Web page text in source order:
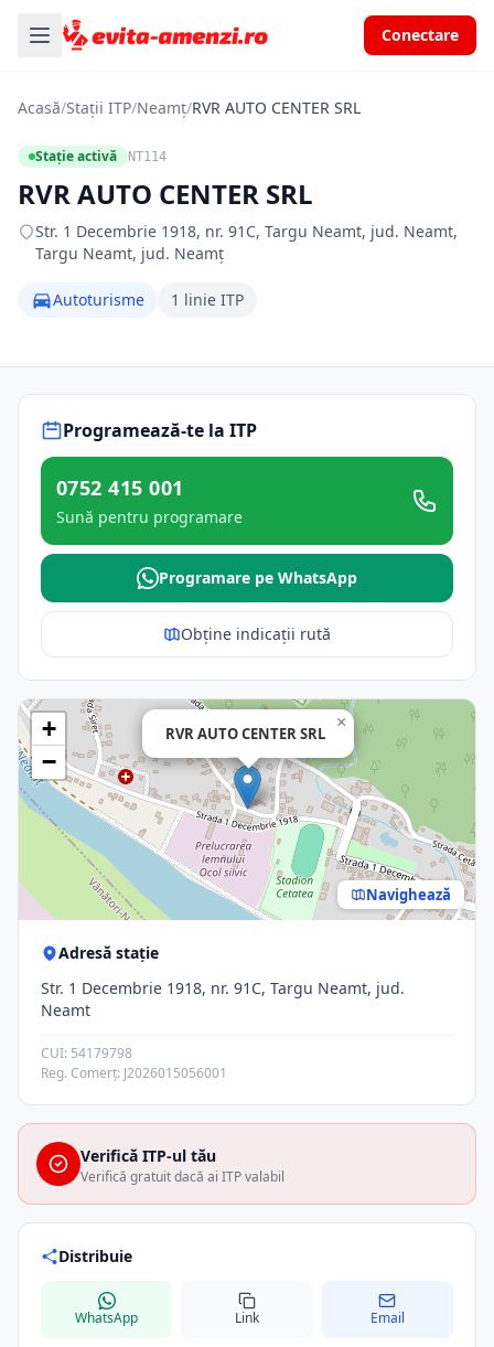
Conectare
Acasă/Stații ITP/Neamț/RVR AUTO CENTER SRL
Stație activă NT114
RVR AUTO CENTER SRL
Str. 1 Decembrie 1918, nr. 91C, Targu Neamt, jud. Neamt,
Targu Neamt, jud. Neamț
Autoturisme 1 linie ITP
Programează-te la ITP
0752 415 001
Sună pentru programare
Programare pe WhatsApp
Obține indicații rută
RVR AUTO CENTER SRL
×
+
−
Navighează
Adresă stație
Str. 1 Decembrie 1918, nr. 91C, Targu Neamt, jud.
Neamt
CUI: 54179798
Reg. Comerț: J2026015056001
Verifică ITP-ul tău
Verifică gratuit dacă ai ITP valabil
Distribuie
WhatsApp Link Email